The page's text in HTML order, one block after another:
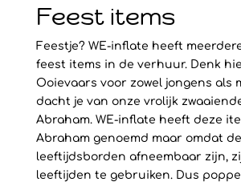
Feest items
Feestje? WE-inflate heeft
feest items in de verhuur. Denk
Ooievaars voor zowel jongens als
dacht je van onze vrolijk
Abraham. WE-inflate heeft deze
Abraham genoemd maar omdat de
leeftijdsborden afneembaar zijn,
leeftijden te gebruiken. Dus